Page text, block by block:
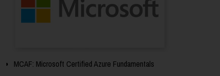
MCAF: Microsoft Certified Azure Fundamentals